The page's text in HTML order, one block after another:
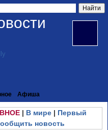
Афиша
| В мире| Первый
новость